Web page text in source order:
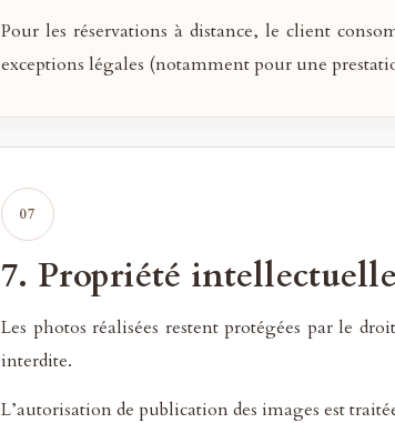
Pour les réservations à distance, le client
exceptions légales (notamment pour une
7. Propriété
Les photos réalisées restent protégées par le
interdite.
L’autorisation de publication des images est